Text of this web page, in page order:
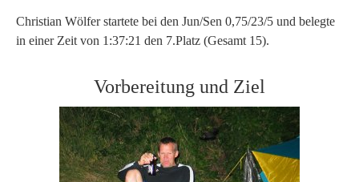
Christian Wölfer startete bei den Jun/Sen 0,75/23/5 und belegte
in einer Zeit von 1:37:21 den 7.Platz (Gesamt 15).
Vorbereitung und Ziel